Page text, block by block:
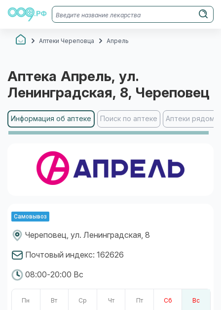
Аптеки Череповца Апрель
Аптека Апрель, ул.
Ленинградская, 8, Череповец
Информация об аптеке Поиск по аптеке Аптеки рядом
Самовывоз
Череповец, ул. Ленинградская, 8
Почтовый индекс: 162626
08:00-20:00 Вс
Пн Вт Ср Чт Пт Сб Вс